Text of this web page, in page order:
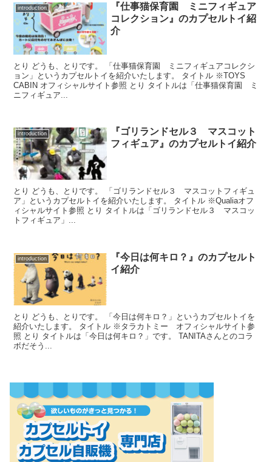
introduction
『仕事猫保育園 ミニフィギュア
コレクション』のカプセルトイ紹
介
とり どうも、とりです。 「仕事猫保育園 ミニフィギュアコレクシ
ョン」というカプセルトイを紹介いたします。 タイトル ※TOYS
CABIN オフィシャルサイト参照 とり タイトルは「仕事猫保育園 ミ
ニフィギュア...
introduction
『ゴリランドセル３ マスコット
フィギュア』のカプセルトイ紹介
とり どうも、とりです。 「ゴリランドセル３ マスコットフィギュ
ア」というカプセルトイを紹介いたします。 タイトル ※Qualiaオフ
ィシャルサイト参照 とり タイトルは「ゴリランドセル３ マスコッ
トフィギュア」...
introduction
『今日は何キロ？』のカプセルト
イ紹介
とり どうも、とりです。 「今日は何キロ？」というカプセルトイを
紹介いたします。 タイトル ※タラカトミー オフィシャルサイト参
照 とり タイトルは「今日は何キロ？」です。 TANITAさんとのコラ
ボだそう...